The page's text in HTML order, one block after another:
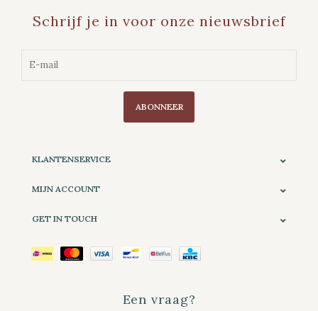
Schrijf je in voor onze nieuwsbrief
ABONNEER
KLANTENSERVICE
MIJN ACCOUNT
GET IN TOUCH
Een vraag?